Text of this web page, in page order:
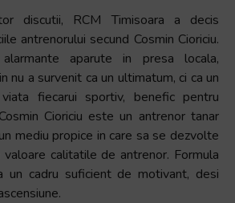
discutii, RCM Timisoara a decis
antrenorului secund Cosmin Cioriciu.
aparute in presa locala,
nu a survenit ca un ultimatum, ci ca un
fiecarui sportiv, benefic pentru
Cioriciu este un antrenor tanar
mediu propice in care sa se dezvolte
calitatile de antrenor. Formula
un cadru suficient de motivant, desi